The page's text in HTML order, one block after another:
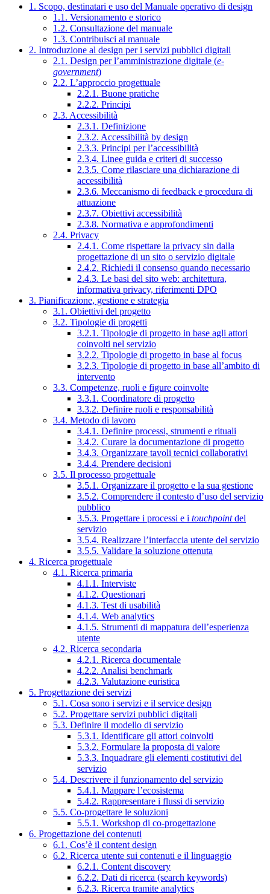
1. Scopo, destinatari e uso del Manuale operativo di design
1.1. Versionamento e storico
1.2. Consultazione del manuale
1.3. Contribuisci al manuale
2. Introduzione al design per i servizi pubblici digitali
2.1. Design per l’amministrazione digitale (e-
government)
2.2. L’approccio progettuale
2.2.1. Buone pratiche
2.2.2. Principi
2.3. Accessibilità
2.3.1. Definizione
2.3.2. Accessibilità by design
2.3.3. Principi per l’accessibilità
2.3.4. Linee guida e criteri di successo
2.3.5. Come rilasciare una dichiarazione di
accessibilità
2.3.6. Meccanismo di feedback e procedura di
attuazione
2.3.7. Obiettivi accessibilità
2.3.8. Normativa e approfondimenti
2.4. Privacy
2.4.1. Come rispettare la privacy sin dalla
progettazione di un sito o servizio digitale
2.4.2. Richiedi il consenso quando necessario
2.4.3. Le basi del sito web: architettura,
informativa privacy, riferimenti DPO
3. Pianificazione, gestione e strategia
3.1. Obiettivi del progetto
3.2. Tipologie di progetti
3.2.1. Tipologie di progetto in base agli attori
coinvolti nel servizio
3.2.2. Tipologie di progetto in base al focus
3.2.3. Tipologie di progetto in base all’ambito di
intervento
3.3. Competenze, ruoli e figure coinvolte
3.3.1. Coordinatore di progetto
3.3.2. Definire ruoli e responsabilità
3.4. Metodo di lavoro
3.4.1. Definire processi, strumenti e rituali
3.4.2. Curare la documentazione di progetto
3.4.3. Organizzare tavoli tecnici collaborativi
3.4.4. Prendere decisioni
3.5. Il processo progettuale
3.5.1. Organizzare il progetto e la sua gestione
3.5.2. Comprendere il contesto d’uso del servizio
pubblico
3.5.3. Progettare i processi e i touchpointdel
servizio
3.5.4. Realizzare l’interfaccia utente del servizio
3.5.5. Validare la soluzione ottenuta
4. Ricerca progettuale
4.1. Ricerca primaria
4.1.1. Interviste
4.1.2. Questionari
4.1.3. Test di usabilità
4.1.4. Web analytics
4.1.5. Strumenti di mappatura dell’esperienza
utente
4.2. Ricerca secondaria
4.2.1. Ricerca documentale
4.2.2. Analisi benchmark
4.2.3. Valutazione euristica
5. Progettazione dei servizi
5.1. Cosa sono i servizi e il service design
5.2. Progettare servizi pubblici digitali
5.3. Definire il modello di servizio
5.3.1. Identificare gli attori coinvolti
5.3.2. Formulare la proposta di valore
5.3.3. Inquadrare gli elementi costitutivi del
servizio
5.4. Descrivere il funzionamento del servizio
5.4.1. Mappare l’ecosistema
5.4.2. Rappresentare i flussi di servizio
5.5. Co-progettare le soluzioni
5.5.1. Workshop di co-progettazione
6. Progettazione dei contenuti
6.1. Cos’è il content design
6.2. Ricerca utente sui contenuti e il linguaggio
6.2.1. Content discovery
6.2.2. Dati di ricerca (search keywords)
6.2.3. Ricerca tramite analytics